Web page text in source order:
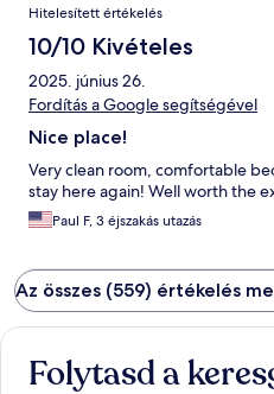
Hitelesített értékelés
10/10 Kivételes
2025. június 26.
Fordítás a Google segítségével
Nice place!
Very clean room, comfortable
stay here again! Well worth the
Paul F, 3 éjszakás utazás
Az összes (559) értékelés
Folytasd a